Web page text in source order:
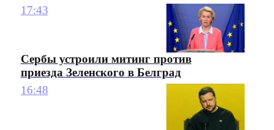
17:43
Сербы устроили митинг против
приезда Зеленского в Белград
16:48